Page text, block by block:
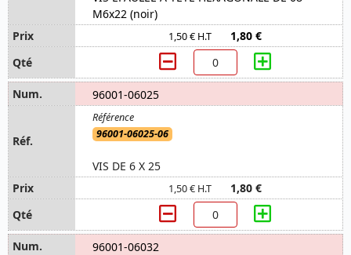
M6x22 (noir)
1,50 € H.T 1,80 €
96001-06025
96001-06025-06
VIS DE 6 X 25
1,50 € H.T 1,80 €
96001-06032